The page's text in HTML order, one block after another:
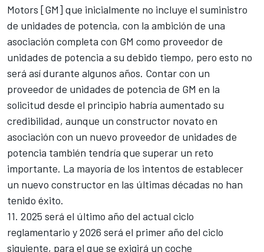
Motors [GM] que inicialmente no incluye el suministro
de unidades de potencia, con la ambición de una
asociación completa con GM como proveedor de
unidades de potencia a su debido tiempo, pero esto no
será así durante algunos años. Contar con un
proveedor de unidades de potencia de GM en la
solicitud desde el principio habría aumentado su
credibilidad, aunque un constructor novato en
asociación con un nuevo proveedor de unidades de
potencia también tendría que superar un reto
importante. La mayoría de los intentos de establecer
un nuevo constructor en las últimas décadas no han
tenido éxito.
11. 2025 será el último año del actual ciclo
reglamentario y 2026 será el primer año del ciclo
siguiente, para el que se exigirá un coche